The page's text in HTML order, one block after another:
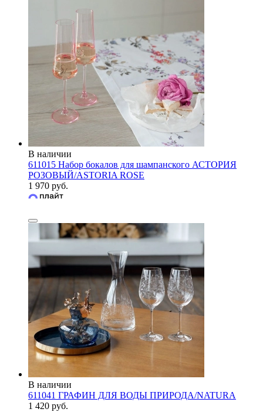
В наличии
611015 Набор бокалов для шампанского АСТОРИЯ
РОЗОВЫЙ/ASTORIA ROSE
1 970 руб.
В наличии
611041 ГРАФИН ДЛЯ ВОДЫ ПРИРОДА/NATURA
1 420 руб.